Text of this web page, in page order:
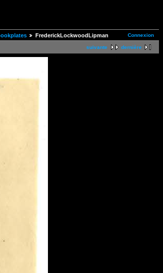
Connexion
FrederickLockwoodLipman
suivante dernière